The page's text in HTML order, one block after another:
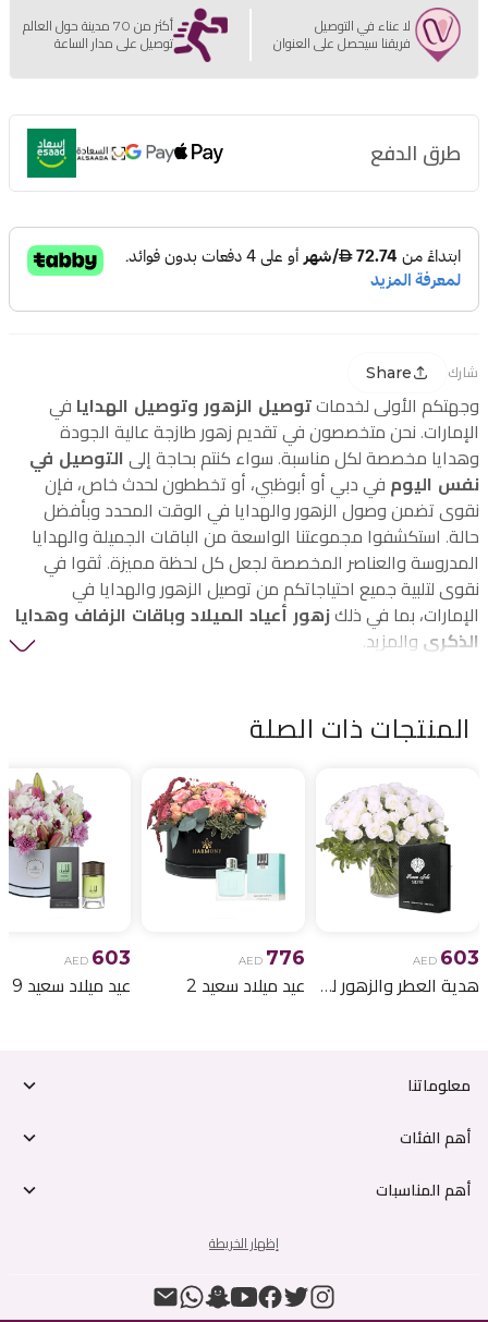
لا عناء في التوصيل
فريقنا سيحصل على العنوان
أكثر من 70 مدينة حول العالم
توصيل على مدار الساعة
طرق الدفع
شارك Share
وجهتكم الأولى لخدمات توصيل الزهور وتوصيل الهدايا في
الإمارات. نحن متخصصون في تقديم زهور طازجة عالية الجودة
وهدايا مخصصة لكل مناسبة. سواء كنتم بحاجة إلى التوصيل في
نفس اليوم في دبي أو أبوظبي، أو تخططون لحدث خاص، فإن
نقوى تضمن وصول الزهور والهدايا في الوقت المحدد وبأفضل
حالة. استكشفوا مجموعتنا الواسعة من الباقات الجميلة والهدايا
المدروسة والعناصر المخصصة لجعل كل لحظة مميزة. ثقوا في
نقوى لتلبية جميع احتياجاتكم من توصيل الزهور والهدايا في
الإمارات، بما في ذلك زهور أعياد الميلاد وباقات الزفاف وهدايا
الذكرى والمزيد.
المنتجات ذات الصلة
AED 603
هدية العطر والزهور لعيد الميلاد 6
AED 776
عيد ميلاد سعيد 2
AED 603
عيد ميلاد سعيد 9
معلوماتنا
أهم الفئات
أهم المناسبات
إظهار الخريطة